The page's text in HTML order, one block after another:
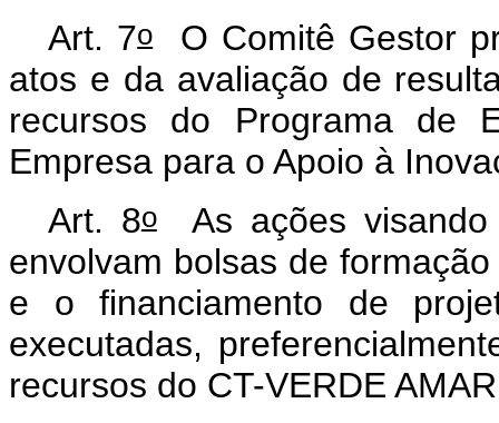
Art. 7oO Comitê Gestor
atos e da avaliação de
recursos do Programa de
Empresa para o Apoio à
Art. 8oAs ações visando
envolvam bolsas de
e o financiamento de
executadas,
recursos do CT-VERDE